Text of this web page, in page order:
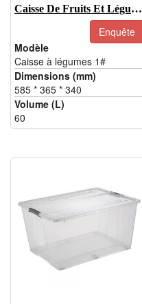
Caisse De Fruits Et Légumes En PP Vierge 100% En Vente À Chaud
Enquête
Modèle
Caisse à légumes 1#
Dimensions (mm)
585 * 365 * 340
Volume (L)
60